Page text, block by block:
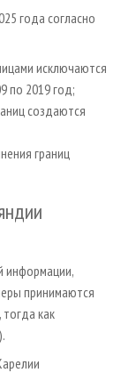
года согласно
исключаются
по 2019 год;
создаются
границ
информации,
принимаются
как